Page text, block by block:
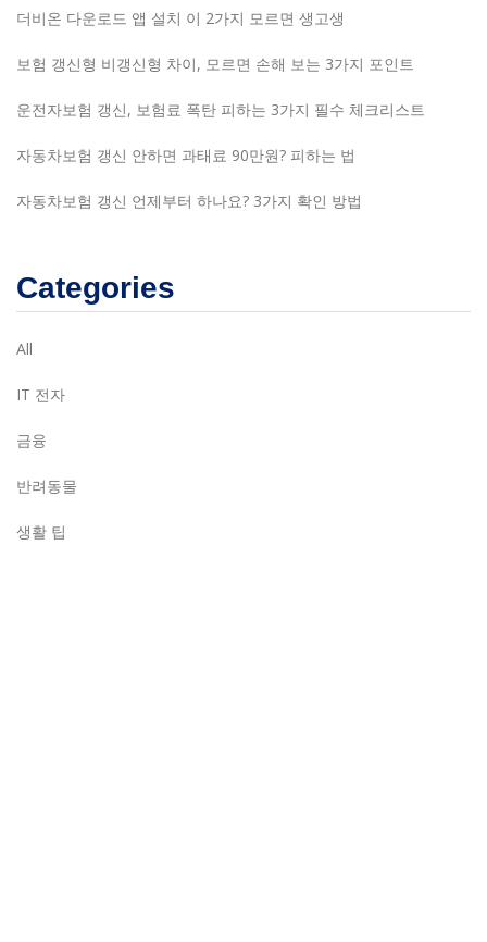
더비온 다운로드 앱 설치 이 2가지 모르면 생고생
보험 갱신형 비갱신형 차이, 모르면 손해 보는 3가지 포인트
운전자보험 갱신, 보험료 폭탄 피하는 3가지 필수 체크리스트
자동차보험 갱신 안하면 과태료 90만원? 피하는 법
자동차보험 갱신 언제부터 하나요? 3가지 확인 방법
Categories
All
IT 전자
금융
반려동물
생활 팁